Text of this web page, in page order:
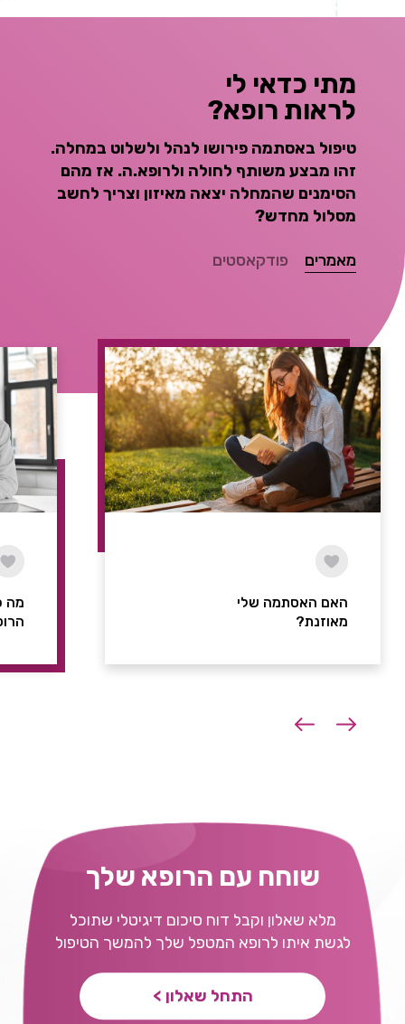
מתי כדאי לי
לראות רופא?
טיפול באסתמה פירושו לנהל ולשלוט במחלה.
זהו מבצע משותף לחולה ולרופא.ה. אז מהם
הסימנים שהמחלה יצאה מאיזון וצריך לחשב
מסלול מחדש?
מאמרים פודקאסטים
האם האסתמה שלי
מאוזנת?
מה
שוחח עם הרופא שלך
מלא שאלון וקבל דוח סיכום דיגיטלי שתוכל
לגשת איתו לרופא המטפל שלך להמשך הטיפול
התחל שאלון >